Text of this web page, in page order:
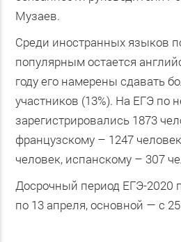
Музаев.
Среди иностранных языков
популярным остается
году его намерены сдавать
участников (13%). На ЕГЭ по
зарегистрировались 1873
французскому – 1247
человек, испанскому – 307
Досрочный период ЕГЭ-2020
по 13 апреля, основной — с